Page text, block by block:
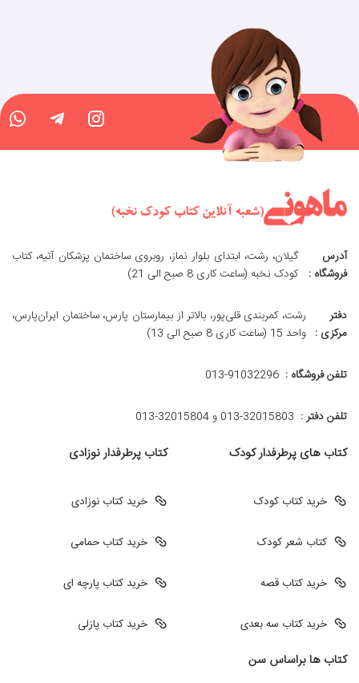
آدرس
فروشگاه :
گیلان، رشت، ابتدای بلوار نماز، روبروی ساختمان پزشکان آتیه، کتاب
کودک نخبه (ساعت کاری 8 صبح الی 21)
دفتر
مرکزی :
رشت، کمربندی قلی‌پور، بالاتر از بیمارستان پارس، ساختمان ایران‌پارس،
واحد 15 (ساعت کاری 8 صبح الی 13)
تلفن فروشگاه : 013-91032296
تلفن دفتر : 013-32015803 و 32015804-013
کتاب های پرطرفدار کودک
خرید کتاب کودک
کتاب شعر کودک
خرید کتاب قصه
خرید کتاب سه بعدی
کتاب پرطرفدار نوزادی
خرید کتاب نوزادی
خرید کتاب حمامی
خرید کتاب پارچه ای
خرید کتاب پازلی
کتاب ها براساس سن